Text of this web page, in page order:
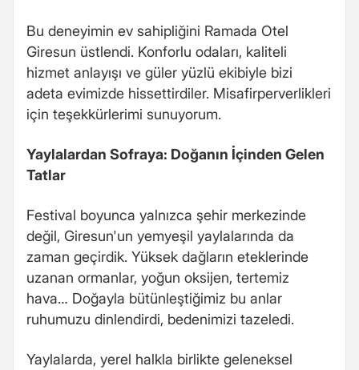
Bu deneyimin ev sahipliğini Ramada Otel
Giresun üstlendi. Konforlu odaları, kaliteli
hizmet anlayışı ve güler yüzlü ekibiyle bizi
adeta evimizde hissettirdiler. Misafirperverlikleri
için teşekkürlerimi sunuyorum.
Yaylalardan Sofraya: Doğanın İçinden Gelen
Tatlar
Festival boyunca yalnızca şehir merkezinde
değil, Giresun'un yemyeşil yaylalarında da
zaman geçirdik. Yüksek dağların eteklerinde
uzanan ormanlar, yoğun oksijen, tertemiz
hava… Doğayla bütünleştiğimiz bu anlar
ruhumuzu dinlendirdi, bedenimizi tazeledi.
Yaylalarda, yerel halkla birlikte geleneksel